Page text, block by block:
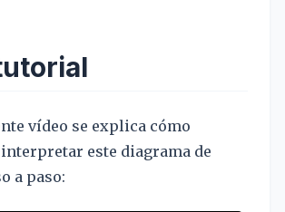
vídeo se explica cómo
este diagrama de
a paso: